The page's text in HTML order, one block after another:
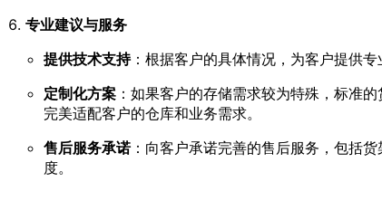
专业建议与服务
提供技术支持：根据客户的具体情况，为客户提供
定制化方案 ：如果客户的存储需求较为特殊，标准
完美适配客户的仓库和业务需求。
售后服务承诺：向客户承诺完善的售后服务，包括
度。